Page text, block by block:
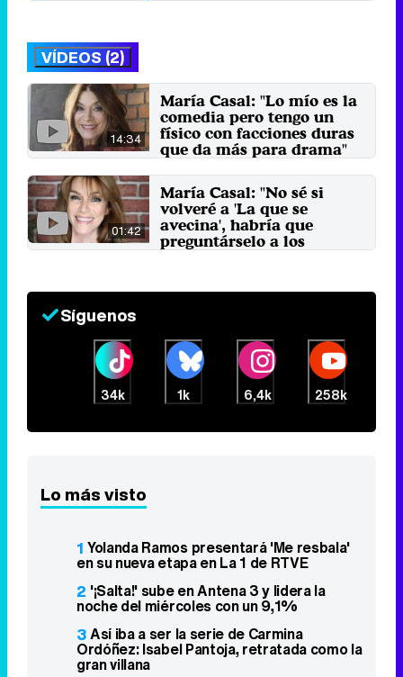
VÍDEOS (2)
14:34
María Casal: "Lo mío es la
comedia pero tengo un
físico con facciones duras
que da más para drama"
01:42
María Casal: "No sé si
volveré a 'La que se
avecina', habría que
preguntárselo a los
Síguenos
34k 1k 6,4k 258k
Lo más visto
1 Yolanda Ramos presentará 'Me resbala'
en su nueva etapa en La 1 de RTVE
2 '¡Salta!' sube en Antena 3 y lidera la
noche del miércoles con un 9,1%
3Así iba a ser la serie de Carmina
Ordóñez: Isabel Pantoja, retratada como la
gran villana